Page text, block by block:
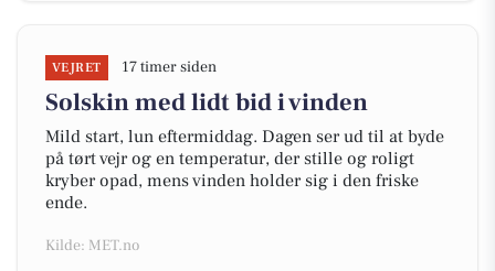
VEJRET 17 timer siden
Solskin med lidt bid i vinden
Mild start, lun eftermiddag. Dagen ser ud til at byde
på tørt vejr og en temperatur, der stille og roligt
kryber opad, mens vinden holder sig i den friske
ende.
Kilde: MET.no